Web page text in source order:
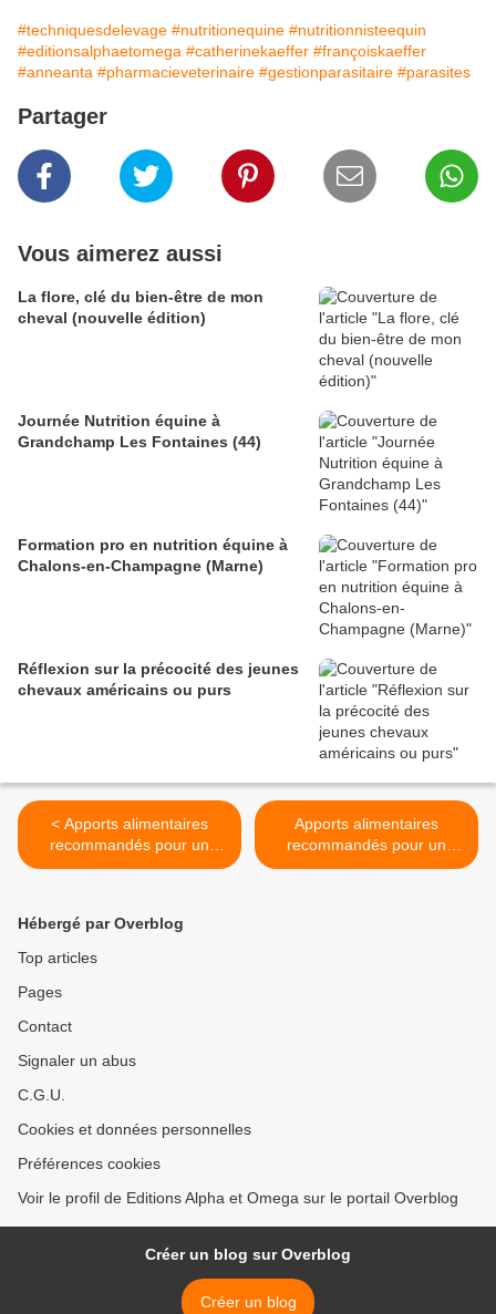
#techniquesdelevage #nutritionequine #nutritionnisteequin
#editionsalphaetomega #catherinekaeffer #françoiskaeffer
#anneanta #pharmacieveterinaire #gestionparasitaire #parasites
Partager
Vous aimerez aussi
La flore, clé du bien-être de mon
cheval (nouvelle édition)
Journée Nutrition équine à
Grandchamp Les Fontaines (44)
Formation pro en nutrition équine à
Chalons-en-Champagne (Marne)
Réflexion sur la précocité des jeunes
chevaux américains ou purs
< Apports alimentaires
recommandés pour un
cheval de trait adulte de
Apports alimentaires
recommandés pour un
poulain de trait (poids
Hébergé par Overblog
Top articles
Pages
Contact
Signaler un abus
C.G.U.
Cookies et données personnelles
Préférences cookies
Voir le profil de Editions Alpha et Omega sur le portail Overblog
Créer un blog sur Overblog
Créer un blog